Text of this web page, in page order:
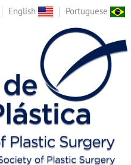
English Portuguese